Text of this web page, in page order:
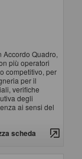
Accordo Quadro,
più operatori
competitivo, per
per il
verifiche
degli
ai sensi del
scheda